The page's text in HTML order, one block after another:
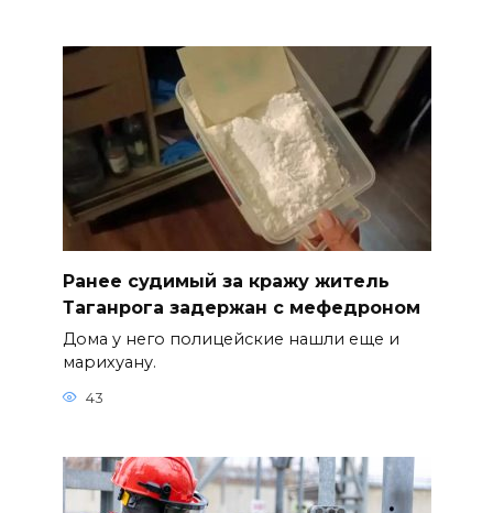
Ранее судимый за кражу житель
Таганрога задержан с мефедроном
Дома у него полицейские нашли еще и
марихуану.
43